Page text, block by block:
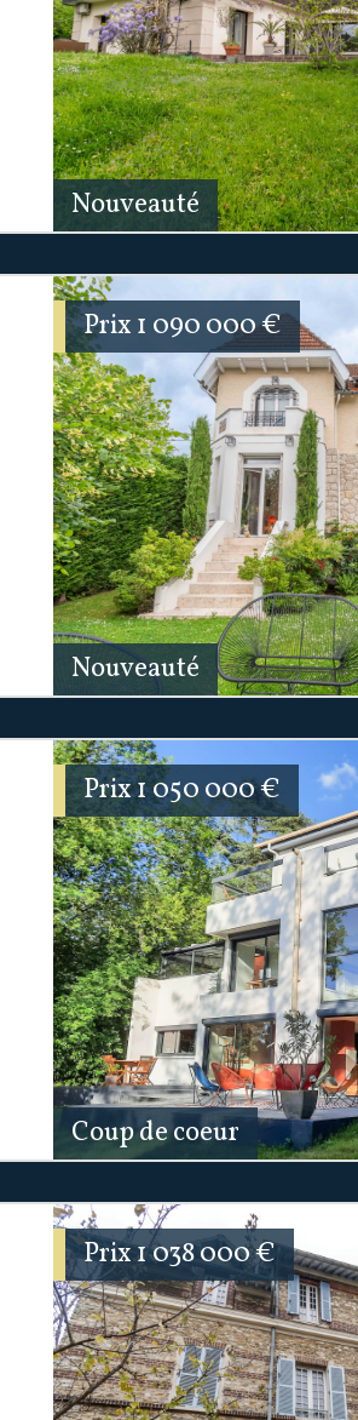
Nouveauté
Nouveauté
Prix1 090 000€
Coup de coeur
Prix1 050 000€
Prix1 038 000€